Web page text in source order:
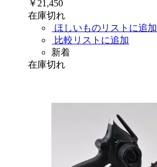
￥21,450
在庫切れ
ほしいものリストに追加
比較リストに追加
新着
在庫切れ